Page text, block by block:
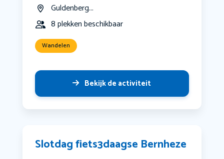
Guldenberg...
8 plekken beschikbaar
Wandelen
Bekijk de activiteit
Slotdag fiets3daagse Bernheze